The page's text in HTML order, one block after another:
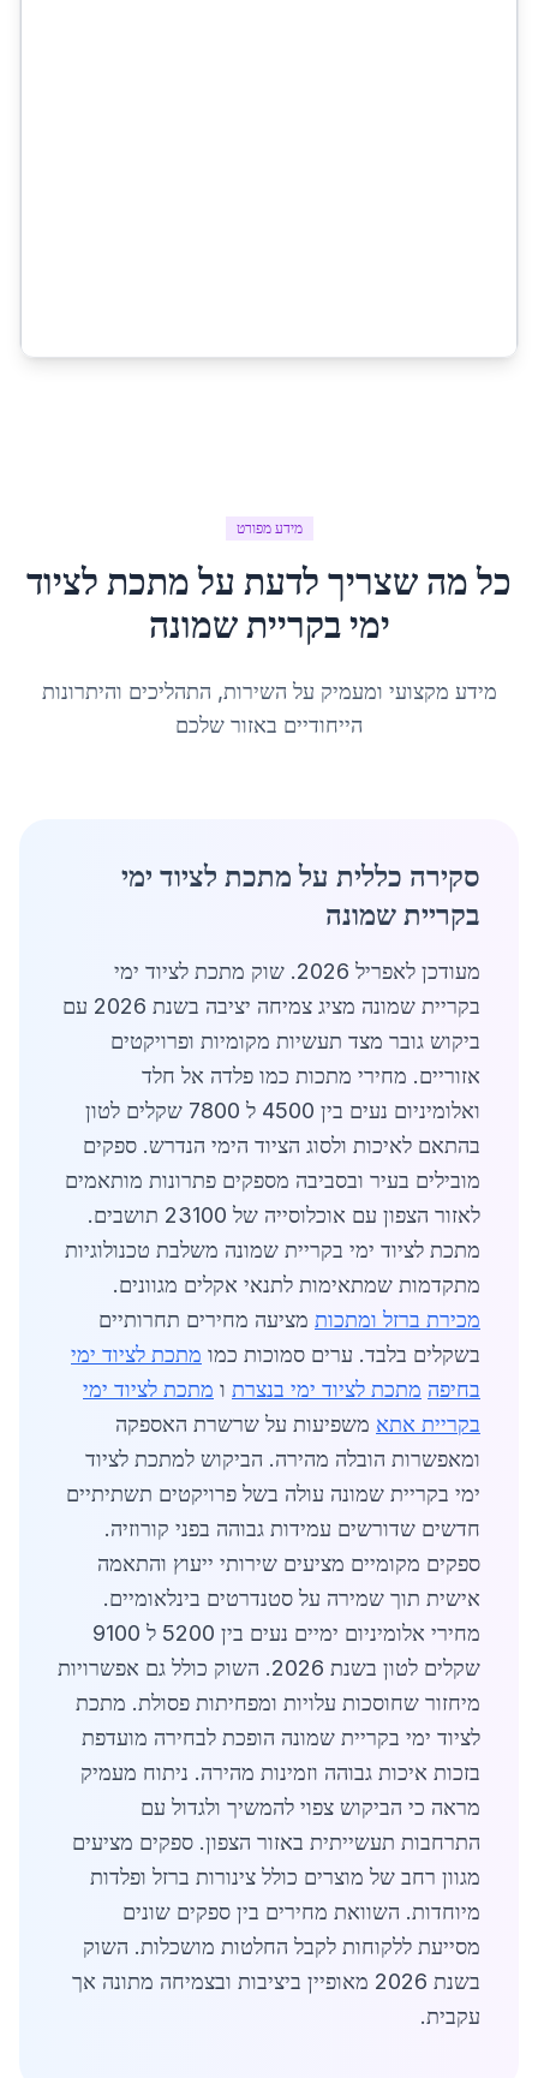
מידע מפורט
כל מה שצריך לדעת עלמתכת לציוד
ימיבקריית שמונה
מידע מקצועי ומעמיק על השירות, התהליכים והיתרונות
הייחודיים באזור שלכם
סקירה כללית על מתכת לציוד ימי
בקריית שמונה
מעודכן לאפריל 2026. שוק מתכת לציוד ימי
בקריית שמונה מציג צמיחה יציבה בשנת 2026 עם
ביקוש גובר מצד תעשיות מקומיות ופרויקטים
אזוריים. מחירי מתכות כמו פלדה אל חלד
ואלומיניום נעים בין 4500 ל 7800 שקלים לטון
בהתאם לאיכות ולסוג הציוד הימי הנדרש. ספקים
מובילים בעיר ובסביבה מספקים פתרונות מותאמים
לאזור הצפון עם אוכלוסייה של 23100 תושבים.
מתכת לציוד ימי בקריית שמונה משלבת טכנולוגיות
מתקדמות שמתאימות לתנאי אקלים מגוונים.
מכירת ברזל ומתכות מציעה מחירים תחרותיים
בשקלים בלבד. ערים סמוכות כמו מתכת לציוד ימי
בחיפה מתכת לציוד ימי בנצרת ו מתכת לציוד ימי
בקריית אתא משפיעות על שרשרת האספקה
ומאפשרות הובלה מהירה. הביקוש למתכת לציוד
ימי בקריית שמונה עולה בשל פרויקטים תשתיתיים
חדשים שדורשים עמידות גבוהה בפני קורוזיה.
ספקים מקומיים מציעים שירותי ייעוץ והתאמה
אישית תוך שמירה על סטנדרטים בינלאומיים.
מחירי אלומיניום ימיים נעים בין 5200 ל 9100
שקלים לטון בשנת 2026. השוק כולל גם אפשרויות
מיחזור שחוסכות עלויות ומפחיתות פסולת. מתכת
לציוד ימי בקריית שמונה הופכת לבחירה מועדפת
בזכות איכות גבוהה וזמינות מהירה. ניתוח מעמיק
מראה כי הביקוש צפוי להמשיך ולגדול עם
התרחבות תעשייתית באזור הצפון. ספקים מציעים
מגוון רחב של מוצרים כולל צינורות ברזל ופלדות
מיוחדות. השוואת מחירים בין ספקים שונים
מסייעת ללקוחות לקבל החלטות מושכלות. השוק
בשנת 2026 מאופיין ביציבות ובצמיחה מתונה אך
עקבית.